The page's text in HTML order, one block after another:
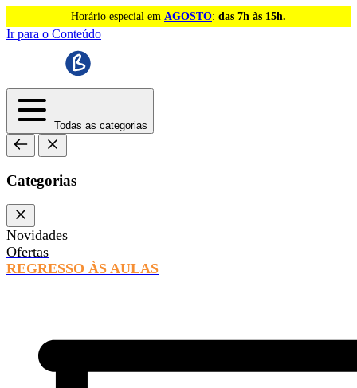
Horário especial em AGOSTO: das 7h às 15h.
Ir para o Conteúdo
Todas as categorias
Categorias
Novidades
Ofertas
REGRESSO ÀS AULAS